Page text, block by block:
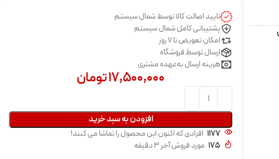
تایید اصالت کالا توسط شمال سیستم
پشتیبانی کامل شمال سیستم
امکان تعویض تا 7 روز
ارسال توسط فروشگاه
هزینه ارسال به‌عهده مشتری
۱۷,۵۰۰,۰۰۰تومان
افزودن به سبد خرید
1177 افرادی که اکنون این محصول را تماشا می کنند!
175 مورد فروش آخر 3 دقیقه